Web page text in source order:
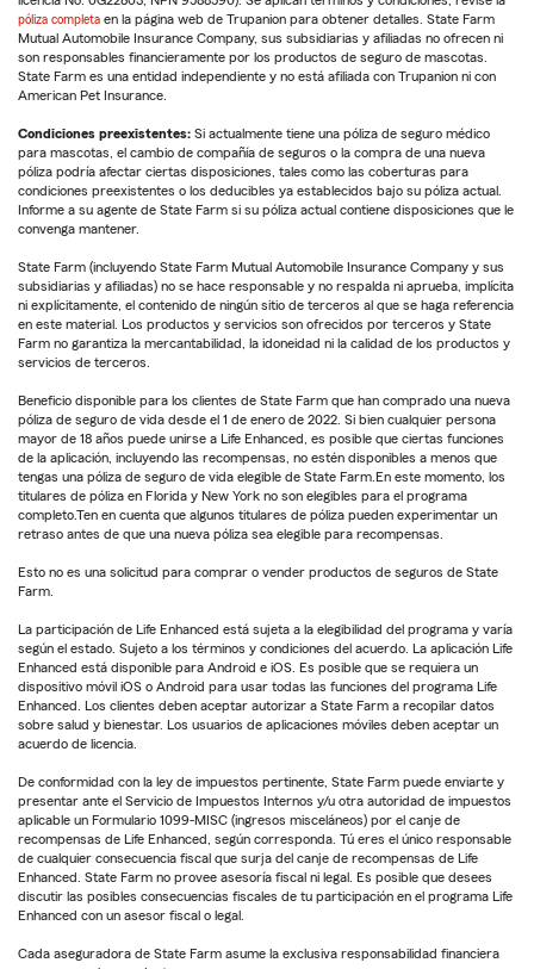
póliza completa en la página web de Trupanion para obtener detalles. State Farm
Mutual Automobile Insurance Company, sus subsidiarias y afiliadas no ofrecen ni
son responsables financieramente por los productos de seguro de mascotas.
State Farm es una entidad independiente y no está afiliada con Trupanion ni con
American Pet Insurance.
Condiciones preexistentes: Si actualmente tiene una póliza de seguro médico
para mascotas, el cambio de compañía de seguros o la compra de una nueva
póliza podría afectar ciertas disposiciones, tales como las coberturas para
condiciones preexistentes o los deducibles ya establecidos bajo su póliza actual.
Informe a su agente de State Farm si su póliza actual contiene disposiciones que le
convenga mantener.
State Farm (incluyendo State Farm Mutual Automobile Insurance Company y sus
subsidiarias y afiliadas) no se hace responsable y no respalda ni aprueba, implícita
ni explícitamente, el contenido de ningún sitio de terceros al que se haga referencia
en este material. Los productos y servicios son ofrecidos por terceros y State
Farm no garantiza la mercantabilidad, la idoneidad ni la calidad de los productos y
servicios de terceros.
Beneficio disponible para los clientes de State Farm que han comprado una nueva
póliza de seguro de vida desde el 1 de enero de 2022. Si bien cualquier persona
mayor de 18 años puede unirse a Life Enhanced, es posible que ciertas funciones
de la aplicación, incluyendo las recompensas, no estén disponibles a menos que
tengas una póliza de seguro de vida elegible de State Farm.En este momento, los
titulares de póliza en Florida y New York no son elegibles para el programa
completo.Ten en cuenta que algunos titulares de póliza pueden experimentar un
retraso antes de que una nueva póliza sea elegible para recompensas.
Esto no es una solicitud para comprar o vender productos de seguros de State
Farm.
La participación de Life Enhanced está sujeta a la elegibilidad del programa y varía
según el estado. Sujeto a los términos y condiciones del acuerdo. La aplicación Life
Enhanced está disponible para Android e iOS. Es posible que se requiera un
dispositivo móvil iOS o Android para usar todas las funciones del programa Life
Enhanced. Los clientes deben aceptar autorizar a State Farm a recopilar datos
sobre salud y bienestar. Los usuarios de aplicaciones móviles deben aceptar un
acuerdo de licencia.
De conformidad con la ley de impuestos pertinente, State Farm puede enviarte y
presentar ante el Servicio de Impuestos Internos y/u otra autoridad de impuestos
aplicable un Formulario 1099-MISC (ingresos misceláneos) por el canje de
recompensas de Life Enhanced, según corresponda. Tú eres el único responsable
de cualquier consecuencia fiscal que surja del canje de recompensas de Life
Enhanced. State Farm no provee asesoría fiscal ni legal. Es posible que desees
discutir las posibles consecuencias fiscales de tu participación en el programa Life
Enhanced con un asesor fiscal o legal.
Cada aseguradora de State Farm asume la exclusiva responsabilidad financiera